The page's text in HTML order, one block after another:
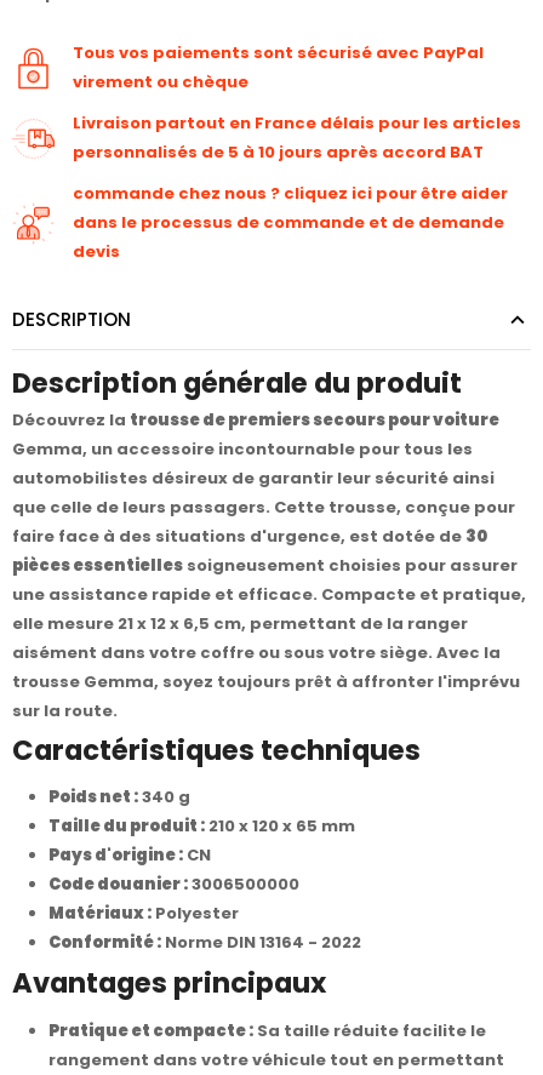
Tous vos paiements sont sécurisé avec PayPal
virement ou chèque
Livraison partout en France délais pour les articles
personnalisés de 5 à 10 jours après accord BAT
commande chez nous ? cliquez ici pour être aider
dans le processus de commande et de demande
devis
DESCRIPTION
Description générale du produit
Découvrez la trousse de premiers secours pour voiture
Gemma, un accessoire incontournable pour tous les
automobilistes désireux de garantir leur sécurité ainsi
que celle de leurs passagers. Cette trousse, conçue pour
faire face à des situations d'urgence, est dotée de 30
pièces essentielles soigneusement choisies pour assurer
une assistance rapide et efficace. Compacte et pratique,
elle mesure 21 x 12 x 6,5 cm, permettant de la ranger
aisément dans votre coffre ou sous votre siège. Avec la
trousse Gemma, soyez toujours prêt à affronter l'imprévu
sur la route.
Caractéristiques techniques
Poids net :340 g
Taille du produit : 210 x 120 x 65 mm
Pays d'origine : CN
Code douanier :3006500000
Matériaux : Polyester
Conformité : Norme DIN 13164 - 2022
Avantages principaux
Pratique et compacte : Sa taille réduite facilite le
rangement dans votre véhicule tout en permettant